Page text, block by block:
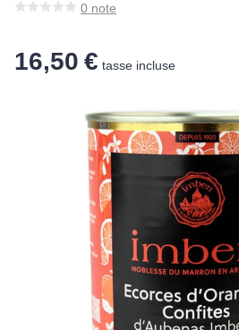
0 note
16,50 € tasse incluse